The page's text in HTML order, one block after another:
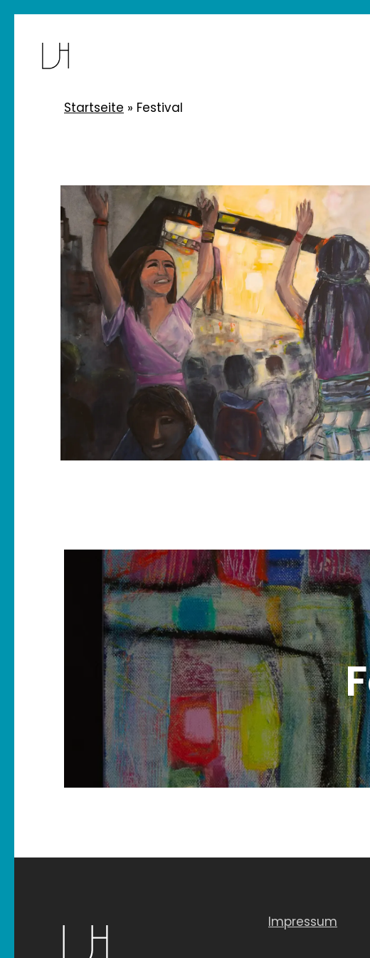
Skip
Startseite » Festival
Impressum